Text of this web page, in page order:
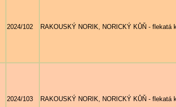
2024/102 RAKOUSKÝ NORIK, NORICKÝ KŮŇ - flekatá
2024/103 RAKOUSKÝ NORIK, NORICKÝ KŮŇ - flekatá